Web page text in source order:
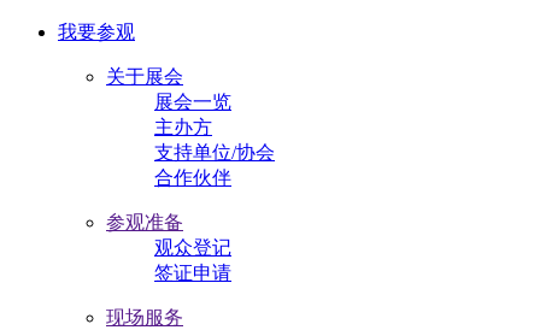
我要参观
关于展会
展会一览
主办方
支持单位/协会
合作伙伴
参观准备
观众登记
签证申请
现场服务